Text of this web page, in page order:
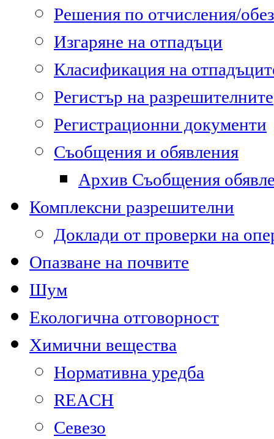
Решения по отчисления/
Изгаряне на отпадъци
Класификация на
Регистър на разрешителните
Регистрационни документи
Съобщения и обявления
Архив Съобщения
Комплексни разрешителни
Доклади от проверки на
Опазване на почвите
Шум
Екологична отговорност
Химични вещества
Нормативна уредба
REACH
Севезо